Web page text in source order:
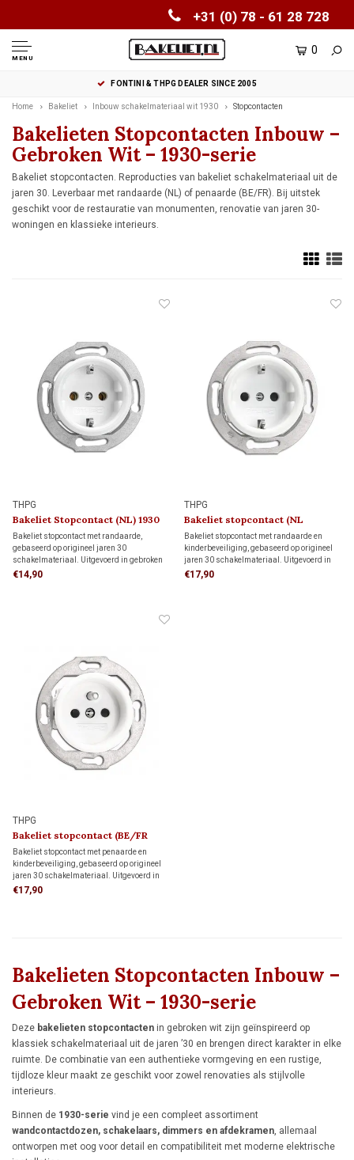
+31 (0) 78 - 61 28 728
MENU
0
FONTINI & THPG DEALER SINCE 2005
Home Bakeliet Inbouw schakelmateriaal wit 1930 Stopcontacten
Bakelieten Stopcontacten Inbouw –
Gebroken Wit – 1930-serie
Bakeliet stopcontacten. Reproducties van bakeliet schakelmateriaal uit de
jaren 30. Leverbaar met randaarde (NL) of penaarde (BE/FR). Bij uitstek
geschikt voor de restauratie van monumenten, renovatie van jaren 30-
woningen en klassieke interieurs.
THPG
Bakeliet Stopcontact (NL) 1930
Bakeliet stopcontact met randaarde,
gebaseerd op origineel jaren 30
schakelmateriaal. Uitgevoerd in gebroken
wit bakeliet en geschikt voor standaard
€14,90
THPG
Bakeliet stopcontact (NL
kindveilig) 1930
Bakeliet stopcontact met randaarde en
kinderbeveiliging, gebaseerd op origineel
jaren 30 schakelmateriaal. Uitgevoerd in
gebroken wit bakeliet en geschikt voor
€17,90
THPG
Bakeliet stopcontact (BE/FR
kindveilig) 1930
Bakeliet stopcontact met penaarde en
kinderbeveiliging, gebaseerd op origineel
jaren 30 schakelmateriaal. Uitgevoerd in
gebroken wit bakeliet en geschikt voor
€17,90
Bakelieten Stopcontacten Inbouw –
Gebroken Wit – 1930-serie
Deze bakelieten stopcontacten in gebroken wit zijn geïnspireerd op
klassiek schakelmateriaal uit de jaren ’30 en brengen direct karakter in elke
ruimte. De combinatie van een authentieke vormgeving en een rustige,
tijdloze kleur maakt ze geschikt voor zowel renovaties als stijlvolle
interieurs.
Binnen de 1930-serie vind je een compleet assortiment
wandcontactdozen, schakelaars, dimmers en afdekramen, allemaal
ontworpen met oog voor detail en compatibiliteit met moderne elektrische